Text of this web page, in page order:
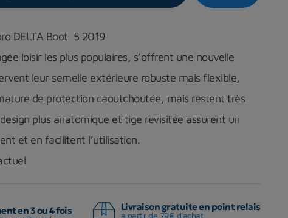
DELTA Boot 5 2019
loisir les plus populaires, s’offrent une nouvelle
leur semelle extérieure robuste mais flexible,
de protection caoutchoutée, mais restent très
plus anatomique et tige revisitée assurent un
et en facilitent l’utilisation.
en 3 ou 4 fois Livraison gratuite en point relais
à partir de 79€ d'achat